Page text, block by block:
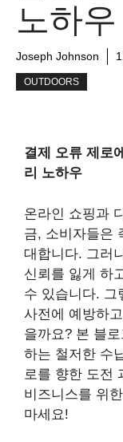
노하우
Joseph Johnson
OUTDOORS
결제 오류 제로
리 노하우
온라인 쇼핑과
금, 소비자들은
대합니다. 그러
신뢰를 잃게 하
수 있습니다. 그
사전에 예방하
을까요? 본 블
하는 철저한 수
로를 향한 도전
비즈니스를 위
마세요!